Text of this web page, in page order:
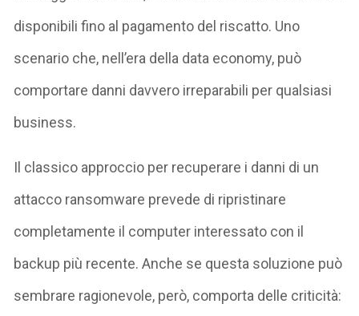
disponibili fino al pagamento del riscatto. Uno
scenario che, nell’era della data economy, può
comportare danni davvero irreparabili per qualsiasi
business.
Il classico approccio per recuperare i danni di un
attacco ransomware prevede di ripristinare
completamente il computer interessato con il
backup più recente. Anche se questa soluzione può
sembrare ragionevole, però, comporta delle criticità: